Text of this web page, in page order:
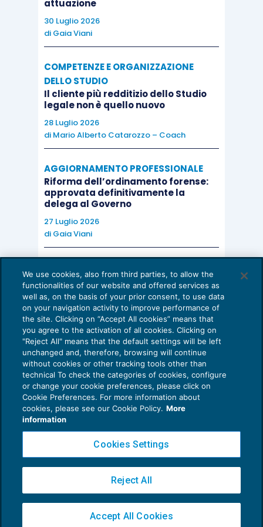
Dall’esame degli atti processuali non risultava
alcun elemento idoneo a dimostrare la
l’acquirente aveva costantemente mantenuto
ferme le proprie richieste risarcitorie nel corso
dell’intero giudizio.
Soccombente anche in secondo grado
sulla base di tre motivi. Resisteva con
controricorso Tizio. Entrambe le parti
depositavano memorie.
SOLUZIONE
La Corte di Cassazione rigettava il ricorso,
condannava parte ricorrente al pagamento delle
spese del giudizio di legittimità, inoltre ai sensi
dell’art. 13 comma 1-quater del d.P.R. n. 115 del
2002, dava atto della sussistenza dei presupposti
processuali per il versamento, ad opera di parte
ricorrente, dell’ulteriore importo a titolo di
contributo unificato a norma del comma 1-
citato art. 13, se dovuto.
Con il primo motivo di ricorso, la società
ricorrente ha lamentato la violazione e falsa
applicazione ai sensi dell’art. 360, comma 1, n. 3,
attuazione
30 Luglio 2026
di Gaia Viani
COMPETENZE E ORGANIZZAZIONE
DELLO STUDIO
Il cliente più redditizio dello Studio
legale non è quello nuovo
28 Luglio 2026
di Mario Alberto Catarozzo – Coach
AGGIORNAMENTO PROFESSIONALE
Riforma dell’ordinamento forense:
approvata definitivamente la
delega al Governo
27 Luglio 2026
di Gaia Viani
Come evitare le allucinazioni dell’AI:
guida per l’avvocato
24 Luglio 2026
di Sofia Savoia
Privacy Policy
Cookie Policy
Copyright 2016 ©Gruppo Euroconference S.p.A.v2.32.4
Piazza Luigi Einaudi, 10N01 - 20124 Milano - info@ecnews.it
02776120236
We use cookies, also from third parties, to allow the
functionalities of our website and offered services as
well as, on the basis of your prior consent, to use data
on your navigation activity to improve performance of
the site. Clicking on “Accept All cookies” means that
you agree to the activation of all cookies. Clicking on
"Reject All" means that the default settings will be left
unchanged and, therefore, browsing will continue
without cookies or other tracking tools other than
technical To check the categories of cookies, configure
or change your cookie preferences, please click on
Cookie Preferences. For more information about
cookies, please see our Cookie Policy. More
information
Cookies Settings
Reject All
Accept All Cookies